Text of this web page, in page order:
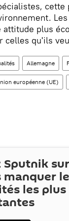
attitude plus
celles qu'ils
Allemagne
européenne (UE)
Sputnik sur
manquer
les plus